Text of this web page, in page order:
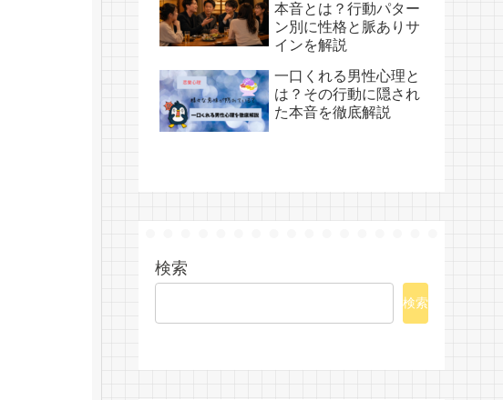
本音とは？行動パター
ン別に性格と脈ありサ
インを解説
一口くれる男性心理と
は？その行動に隠され
た本音を徹底解説
検索
検索